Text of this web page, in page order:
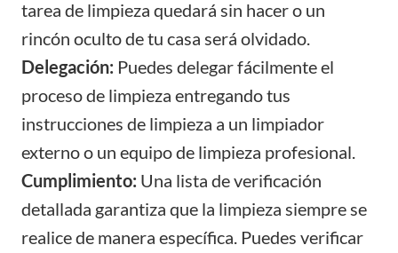
tarea de limpieza quedará sin hacer o un
rincón oculto de tu casa será olvidado.
Delegación: Puedes delegar fácilmente el
proceso de limpieza entregando tus
instrucciones de limpieza a un limpiador
externo o un equipo de limpieza profesional.
Cumplimiento: Una lista de verificación
detallada garantiza que la limpieza siempre se
realice de manera específica. Puedes verificar